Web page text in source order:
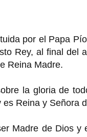
por el Papa
Rey, al final del
Reina Madre.
la gloria de
Reina y Señora
Madre de Dios